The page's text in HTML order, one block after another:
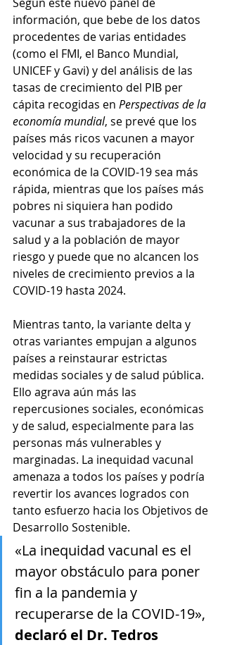
información, que bebe de los datos
procedentes de varias entidades
(como el FMI, el Banco Mundial,
UNICEF y Gavi) y del análisis de las
tasas de crecimiento del PIB per
cápita recogidas en Perspectivas de la
economía mundial, se prevé que los
países más ricos vacunen a mayor
velocidad y su recuperación
económica de la COVID-19 sea más
rápida, mientras que los países más
pobres ni siquiera han podido
vacunar a sus trabajadores de la
salud y a la población de mayor
riesgo y puede que no alcancen los
niveles de crecimiento previos a la
COVID-19 hasta 2024.
Mientras tanto, la variante delta y
otras variantes empujan a algunos
países a reinstaurar estrictas
medidas sociales y de salud pública.
Ello agrava aún más las
repercusiones sociales, económicas
y de salud, especialmente para las
personas más vulnerables y
marginadas. La inequidad vacunal
amenaza a todos los países y podría
revertir los avances logrados con
tanto esfuerzo hacia los Objetivos de
Desarrollo Sostenible.
«La inequidad vacunal es el
mayor obstáculo para poner
fin a la pandemia y
recuperarse de la COVID-19»,
declaró el Dr. Tedros